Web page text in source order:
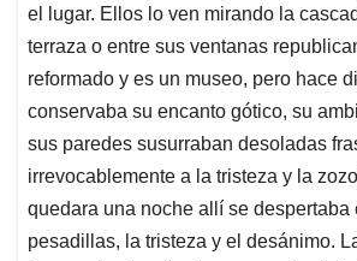
el lugar. Ellos lo ven mirando la
terraza o entre sus ventanas
reformado y es un museo, pero hace
conservaba su encanto gótico, su
sus paredes susurraban desoladas
irrevocablemente a la tristeza y la
quedara una noche allí se despertaba
pesadillas, la tristeza y el desánimo.